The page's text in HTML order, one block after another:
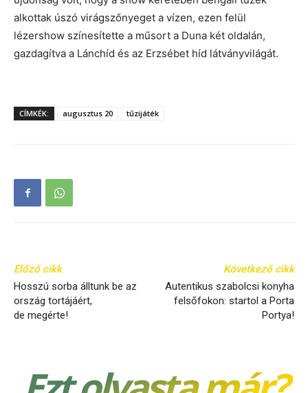
alkottak úszó virágszőnyeget a vízen, ezen felül
lézershow színesítette a műsort a Duna két oldalán,
gazdagítva a Lánchíd és az Erzsébet híd látványvilágát.
CÍMKÉK: augusztus 20 tűzijáték
Előző cikk
Hosszú sorba álltunk be az
ország tortájáért,
de megérte!
Következő cikk
Autentikus szabolcsi konyha
felsőfokon: startol a Porta
Portya!